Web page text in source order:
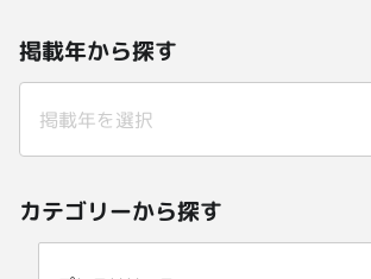
掲載年から探す
カテゴリーから探す